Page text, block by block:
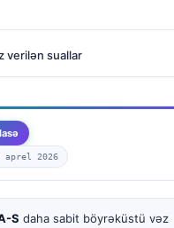
verilən suallar
aprel 2026
S daha sabit böyrəküstü vəz